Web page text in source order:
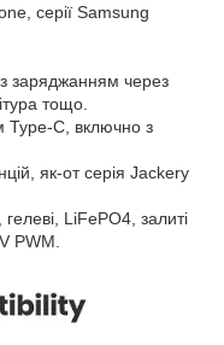
серії Samsung
заряджанням через
тощо.
Type-C, включно з
як-от серія Jackery
гелеві, LiFePO4, залиті
PWM.